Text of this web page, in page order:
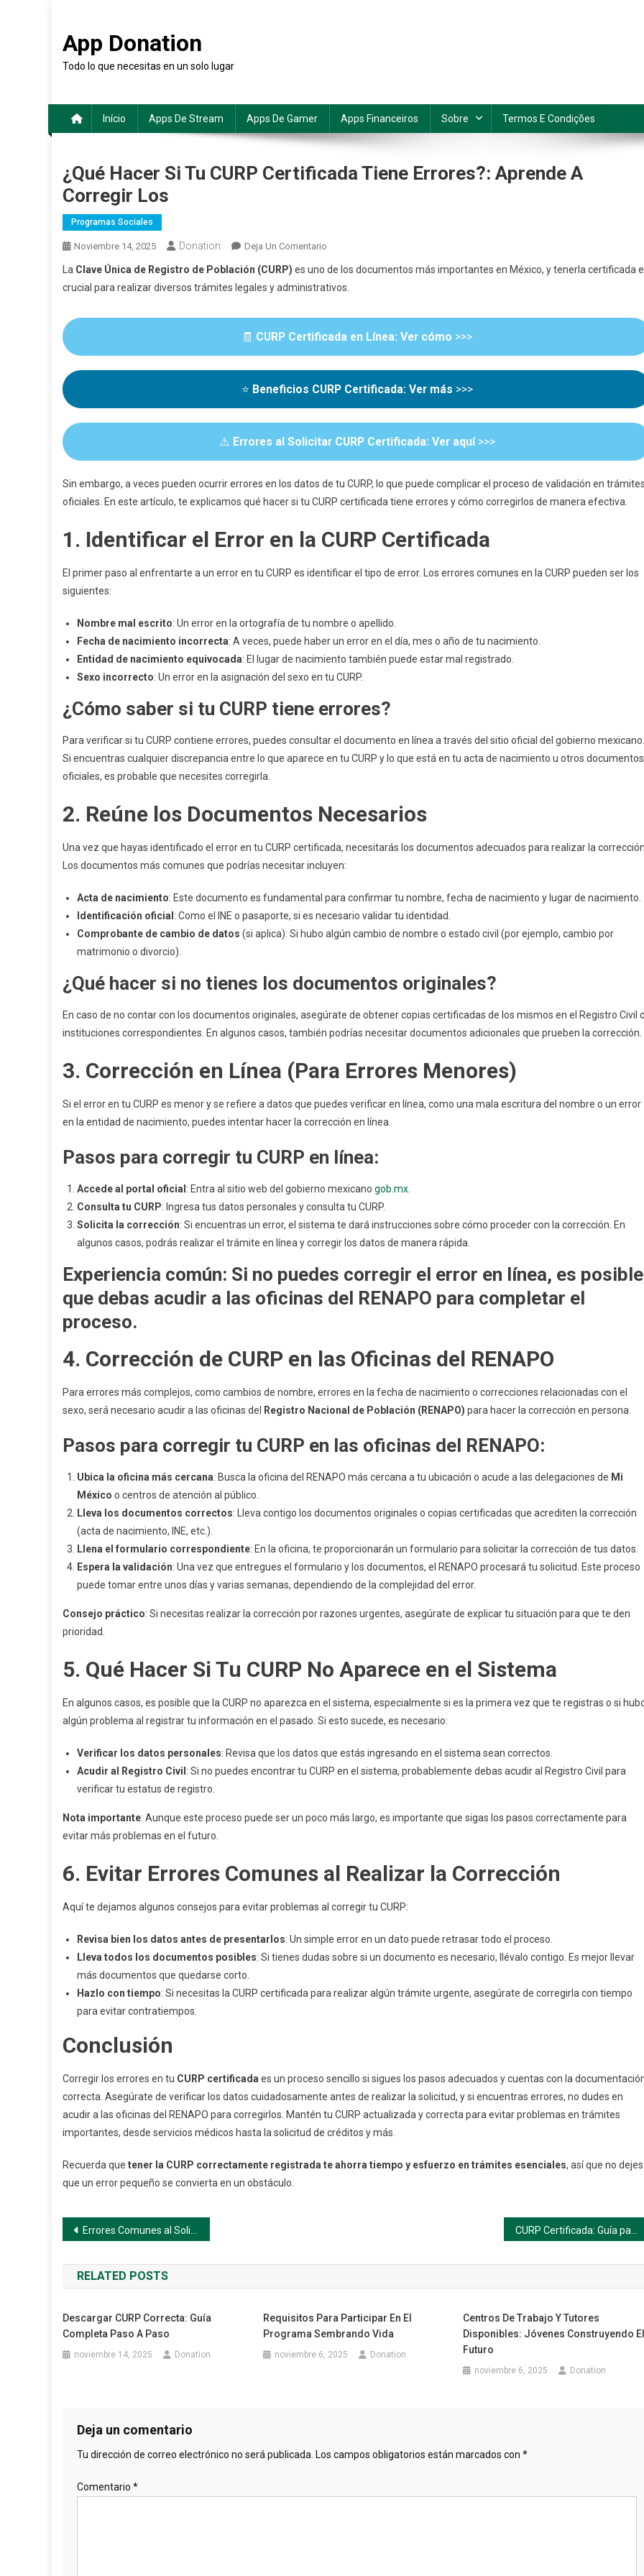
contenido
App Donation
Todo lo que necesitas en un solo lugar
Início Apps De Stream Apps De Gamer Apps Financeiros Sobre Termos E Condições
¿Qué Hacer Si Tu CURP Certificada Tiene Errores?: Aprende A
Corregir Los
Programas Sociales
Noviembre 14, 2025 Donation Deja Un Comentario
Aprende
A
Los
La Clave Única de Registro de Población (CURP) es uno de los documentos más importantes en México, y tenerla certificada
crucial para realizar diversos trámites legales y administrativos.
🧾 CURP Certificada en Línea: Ver cómo >>>
⭐ Beneficios CURP Certificada: Ver más >>>
⚠️ Errores al Solicitar CURP Certificada: Ver aquí>>>
Sin embargo, a veces pueden ocurrir errores en los datos de tu CURP, lo que puede complicar el proceso de validación en
oficiales. En este artículo, te explicamos qué hacer si tu CURP certificada tiene errores y cómo corregirlos de manera efectiva.
1. Identificar el Error en la CURP Certificada
El primer paso al enfrentarte a un error en tu CURP es identificar el tipo de error. Los errores comunes en la CURP pueden ser los
siguientes:
Nombre mal escrito: Un error en la ortografía de tu nombre o apellido.
Fecha de nacimiento incorrecta: A veces, puede haber un error en el día, mes o año de tu nacimiento.
Entidad de nacimiento equivocada: El lugar de nacimiento también puede estar mal registrado.
Sexo incorrecto: Un error en la asignación del sexo en tu CURP.
¿Cómo saber si tu CURP tiene errores?
Para verificar si tu CURP contiene errores, puedes consultar el documento en línea a través del sitio oficial del gobierno mexicano.
Si encuentras cualquier discrepancia entre lo que aparece en tu CURP y lo que está en tu acta de nacimiento u otros documentos
oficiales, es probable que necesites corregirla.
2. Reúne los Documentos Necesarios
Una vez que hayas identificado el error en tu CURP certificada, necesitarás los documentos adecuados para realizar la
Los documentos más comunes que podrías necesitar incluyen:
Acta de nacimiento: Este documento es fundamental para confirmar tu nombre, fecha de nacimiento y lugar de nacimiento.
Identificación oficial : Como el INE o pasaporte, si es necesario validar tu identidad.
Comprobante de cambio de datos (si aplica): Si hubo algún cambio de nombre o estado civil (por ejemplo, cambio por
matrimonio o divorcio).
¿Qué hacer si no tienes los documentos originales?
En caso de no contar con los documentos originales, asegúrate de obtener copias certificadas de los mismos en el Registro Civil
instituciones correspondientes. En algunos casos, también podrías necesitar documentos adicionales que prueben la corrección.
3. Corrección en Línea (Para Errores Menores)
Si el error en tu CURP es menor y se refiere a datos que puedes verificar en línea, como una mala escritura del nombre o un error
en la entidad de nacimiento, puedes intentar hacer la corrección en línea.
Pasos para corregir tu CURP en línea:
Accede al portal oficial : Entra al sitio web del gobierno mexicano gob.mx
Consulta tu CURP: Ingresa tus datos personales y consulta tu CURP.
Solicita la corrección: Si encuentras un error, el sistema te dará instrucciones sobre cómo proceder con la corrección. En
algunos casos, podrás realizar el trámite en línea y corregir los datos de manera rápida.
Experiencia común: Si no puedes corregir el error en línea, es posible
que debas acudir a las oficinas del RENAPO para completar el
proceso.
4. Corrección de CURP en las Oficinas del RENAPO
Para errores más complejos, como cambios de nombre, errores en la fecha de nacimiento o correcciones relacionadas con el
sexo, será necesario acudir a las oficinas del
Registro Nacional de Población (RENAPO) para hacer la corrección en persona.
Pasos para corregir tu CURP en las oficinas del RENAPO:
Ubica la oficina más cercana: Busca la oficina del RENAPO más cercana a tu ubicación o acude a las delegaciones de Mi
México o centros de atención al público.
Lleva los documentos correctos: Lleva contigo los documentos originales o copias certificadas que acrediten la corrección
(acta de nacimiento, INE, etc.).
Llena el formulario correspondiente: En la oficina, te proporcionarán un formulario para solicitar la corrección de tus datos.
Espera la validación: Una vez que entregues el formulario y los documentos, el RENAPO procesará tu solicitud. Este proceso
puede tomar entre unos días y varias semanas, dependiendo de la complejidad del error.
Consejo práctico: Si necesitas realizar la corrección por razones urgentes, asegúrate de explicar tu situación para que te den
prioridad.
5. Qué Hacer Si Tu CURP No Aparece en el Sistema
En algunos casos, es posible que la CURP no aparezca en el sistema, especialmente si es la primera vez que te registras o si
algún problema al registrar tu información en el pasado. Si esto sucede, es necesario:
Verificar los datos personales: Revisa que los datos que estás ingresando en el sistema sean correctos.
Acudir al Registro Civil : Si no puedes encontrar tu CURP en el sistema, probablemente debas acudir al Registro Civil para
verificar tu estatus de registro.
Nota importante: Aunque este proceso puede ser un poco más largo, es importante que sigas los pasos correctamente para
evitar más problemas en el futuro.
6. Evitar Errores Comunes al Realizar la Corrección
Aquí te dejamos algunos consejos para evitar problemas al corregir tu CURP:
Revisa bien los datos antes de presentarlos: Un simple error en un dato puede retrasar todo el proceso.
Lleva todos los documentos posibles: Si tienes dudas sobre si un documento es necesario, llévalo contigo. Es mejor llevar
más documentos que quedarse corto.
Hazlo con tiempo: Si necesitas la CURP certificada para realizar algún trámite urgente, asegúrate de corregirla con tiempo
para evitar contratiempos.
Conclusión
Corregir los errores en tu CURP certificada es un proceso sencillo si sigues los pasos adecuados y cuentas con la
correcta. Asegúrate de verificar los datos cuidadosamente antes de realizar la solicitud, y si encuentras errores, no dudes en
acudir a las oficinas del RENAPO para corregirlos. Mantén tu CURP actualizada y correcta para evitar problemas en trámites
importantes, desde servicios médicos hasta la solicitud de créditos y más.
Recuerda que tener la CURP correctamente registrada te ahorra tiempo y esfuerzo en trámites esenciales, así que no dejes
que un error pequeño se convierta en un obstáculo.
Navegación
de
entradas
Errores Comunes al Solicitar la CURP Certificada y Cómo Evitarlos
RELATED POSTS
Descargar CURP Correcta: Guía
Completa Paso A Paso
noviembre 14, 2025 Donation
Requisitos Para Participar En El
Programa Sembrando Vida
noviembre 6, 2025 Donation
Centros De Trabajo Y Tutores
Disponibles: Jóvenes Construyendo
Futuro
noviembre 6, 2025 Donation
Deja un comentario
Tu dirección de correo electrónico no será publicada. Los campos obligatorios están marcados con *
Comentario *